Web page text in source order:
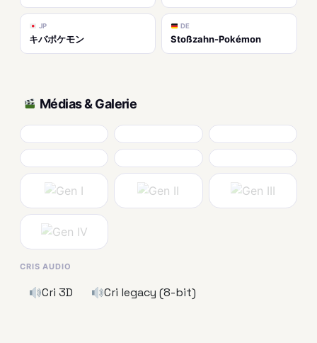
JP
キバポケモン
DE
Stoßzahn-Pokémon
Médias & Galerie
CRIS AUDIO
Cri 3D Cri legacy (8-bit)